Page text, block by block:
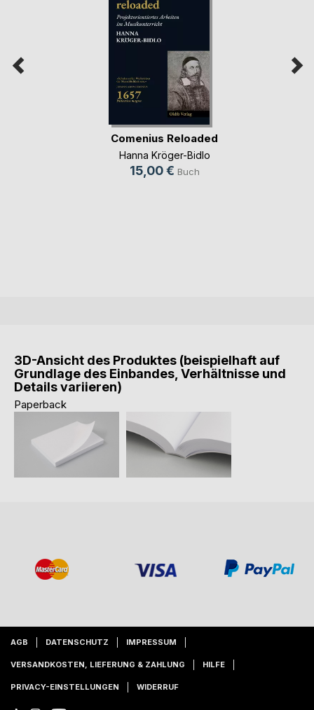
Comenius Reloaded
Hanna Kröger-Bidlo
15,00 € Buch
3D-Ansicht des Produktes (beispielhaft auf
Grundlage des Einbandes, Verhältnisse und
Details variieren)
Paperback
AGB DATENSCHUTZ IMPRESSUM
VERSANDKOSTEN, LIEFERUNG & ZAHLUNG HILFE
PRIVACY-EINSTELLUNGEN WIDERRUF